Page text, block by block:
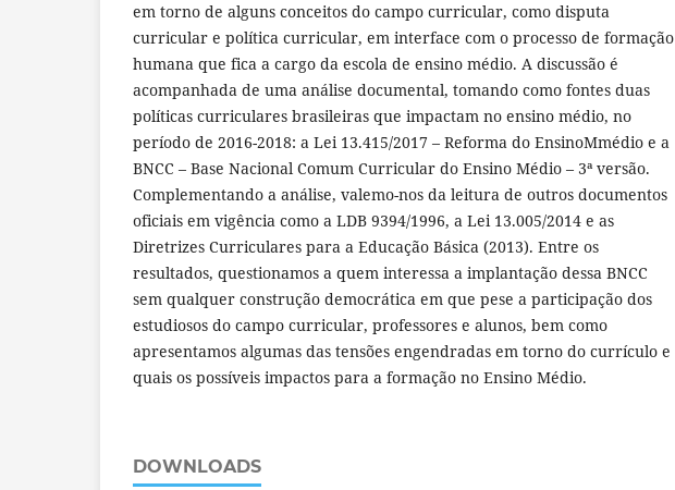
em torno de alguns conceitos do campo curricular, como disputa
curricular e política curricular, em interface com o processo de formação
humana que fica a cargo da escola de ensino médio. A discussão é
acompanhada de uma análise documental, tomando como fontes duas
políticas curriculares brasileiras que impactam no ensino médio, no
período de 2016-2018: a Lei 13.415/2017 – Reforma do EnsinoMmédio e a
BNCC – Base Nacional Comum Curricular do Ensino Médio – 3ª versão.
Complementando a análise, valemo-nos da leitura de outros documentos
oficiais em vigência como a LDB 9394/1996, a Lei 13.005/2014 e as
Diretrizes Curriculares para a Educação Básica (2013). Entre os
resultados, questionamos a quem interessa a implantação dessa BNCC
sem qualquer construção democrática em que pese a participação dos
estudiosos do campo curricular, professores e alunos, bem como
apresentamos algumas das tensões engendradas em torno do currículo e
quais os possíveis impactos para a formação no Ensino Médio.
DOWNLOADS